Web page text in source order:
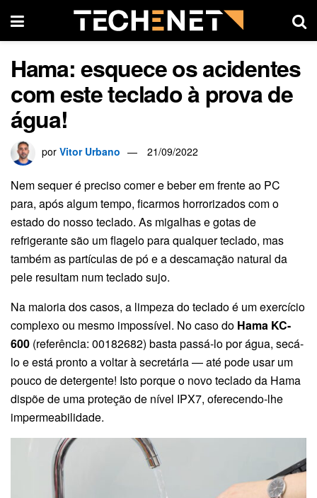
Hama: esquece os acidentes
com este teclado à prova de
água!
por Vitor Urbano 21/09/2022
Nem sequer é preciso comer e beber em frente ao PC
para, após algum tempo, ficarmos horrorizados com o
estado do nosso teclado. As migalhas e gotas de
refrigerante são um flagelo para qualquer teclado, mas
também as partículas de pó e a descamação natural da
pele resultam num teclado sujo.
Na maioria dos casos, a limpeza do teclado é um exercício
complexo ou mesmo impossível. No caso do Hama KC-
600 (referência: 00182682) basta passá-lo por água, secá-
lo e está pronto a voltar à secretária — até pode usar um
pouco de detergente! Isto porque o novo teclado da Hama
dispõe de uma proteção de nível IPX7, oferecendo-lhe
impermeabilidade.